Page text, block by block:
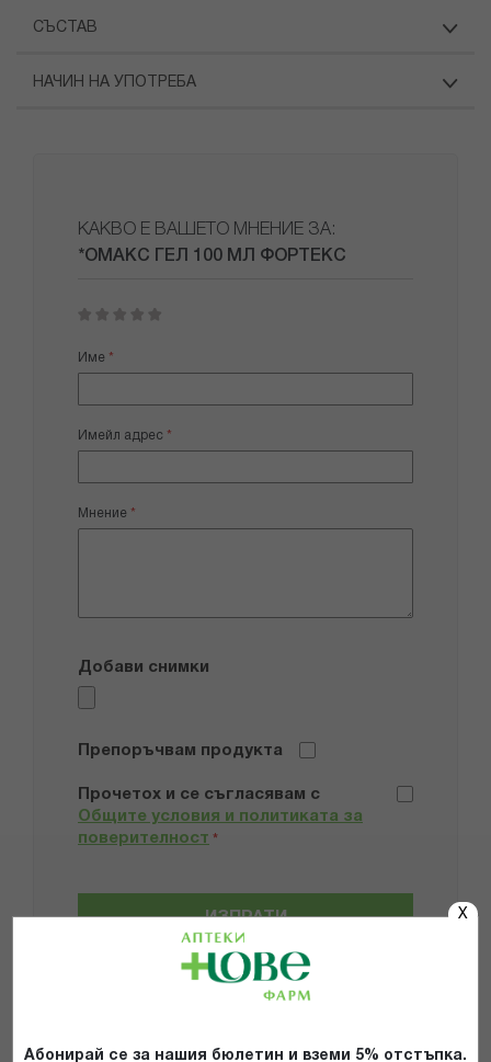
X
Абонирай се за нашия бюлетин и вземи 5% отстъпка.
СЪСТАВ
НАЧИН НА УПОТРЕБА
КАКВО Е ВАШЕТО МНЕНИЕ ЗА:
*ОМАКС ГЕЛ 100 МЛ ФОРТЕКС
star
stars
stars
stars
stars
Име
Имейл адрес
Мнение
Добави снимки
Препоръчвам продукта
Прочетох и се съгласявам с
Общите условия и политиката за
поверителност *
ИЗПРАТИ